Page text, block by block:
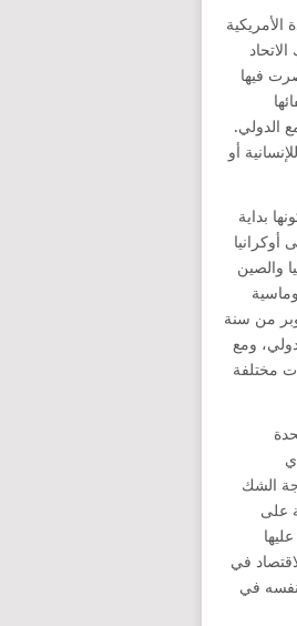
الأمريكية
وقد مثل سقوط جدار برلين في 1989 وتفكك الاتحاد
فيها
الدولي.
أو
بداية
والصين
ودبلوماسية
من سنة
ومع
مختلفة
الشك
على
في
نفسه في